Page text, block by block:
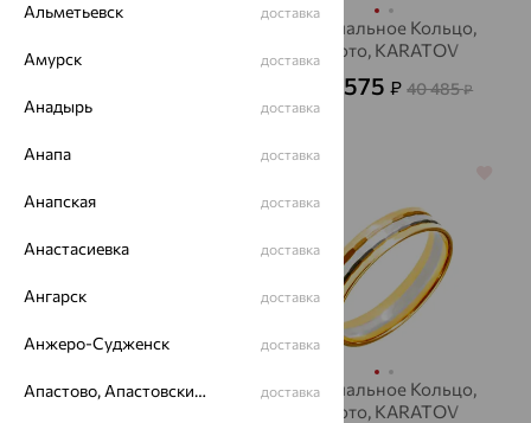
Обручальное Кольцо,
золото, KARATOV
14 575₽ 40 485₽
Кольцо обручальное,
Обручальное Кольцо,
золото, KARATOV
Альметьевск доставка
Амурск доставка
Анадырь доставка
Анапа доставка
Анапская доставка
Анастасиевка доставка
Ангарск доставка
Анжеро-Судженск доставка
Апастово, Апастовский район доставка